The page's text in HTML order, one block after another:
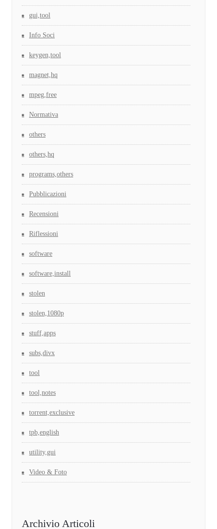
gui,tool
Info Soci
keygen,tool
magnet,hq
mpeg,free
Normativa
others
others,hq
programs,others
Pubblicazioni
Recensioni
Riflessioni
software
software,install
stolen
stolen,1080p
stuff,apps
subs,divx
tool
tool,notes
torrent,exclusive
tpb,english
utility,gui
Video & Foto
Archivio Articoli